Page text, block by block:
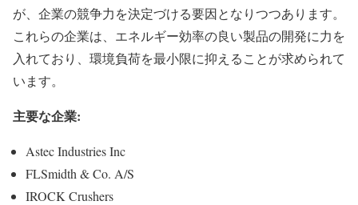
が、企業の競争力を決定づける要因となりつつあります。
これらの企業は、エネルギー効率の良い製品の開発に力を
入れており、環境負荷を最小限に抑えることが求められて
います。
主要な企業:
Astec Industries Inc
FLSmidth & Co. A/S
IROCK Crushers